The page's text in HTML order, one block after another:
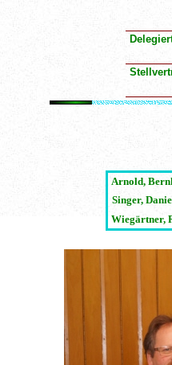
Arnold,
Singer,
Wiegärtner,